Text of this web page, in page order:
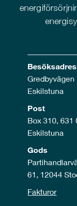
Gredbyvägen
Eskilstuna
Post
Box 310, 631
Eskilstuna
Gods
61, 12044
Fakturor